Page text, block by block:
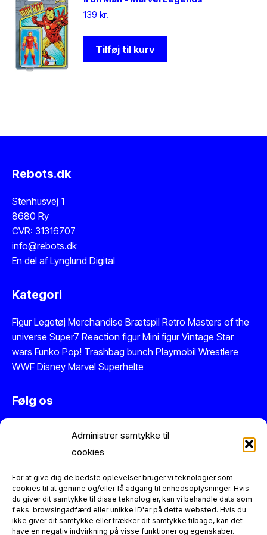
Administrer samtykke til
cookies
For at give dig de bedste oplevelser bruger vi teknologier som
cookies til at gemme og/eller få adgang til enhedsoplysninger. Hvis
du giver dit samtykke til disse teknologier, kan vi behandle data som
f.eks. browsingadfærd eller unikke ID'er på dette websted. Hvis du
ikke giver dit samtykke eller trækker dit samtykke tilbage, kan det
have en negativ indvirkning på visse funktioner og egenskaber.
139 kr.
Tilføj til kurv
Rebots.dk
Stenhusvej 1
8680 Ry
CVR: 31316707
info@rebots.dk
En del afLynglund Digital
Kategori
Figur Legetøj Merchandise Brætspil Retro Masters of the
universe Super7 Reaction figur Mini figurVintage Star
wars Funko Pop! Trashbag bunch Playmobil Wrestlere
WWF Disney Marvel Superhelte
Følg os
Se vores anmeldelser på Trustpilot
Information